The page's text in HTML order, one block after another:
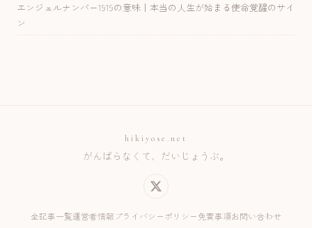
エンジェルナンバー1919の意味｜本当の人生が始まる使命覚醒のサイ
ン
hikiyose.net
がんばらなくて、だいじょうぶ。
全記事一覧運営者情報 プライバシーポリシー免責事項お問い合わせ